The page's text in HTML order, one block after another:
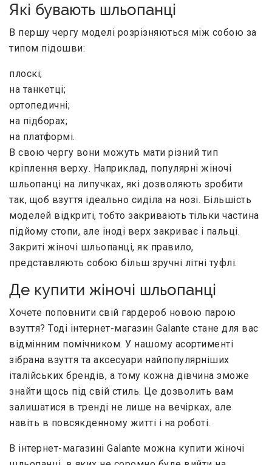
Які бувають шльопанці
В першу чергу моделі розрізняються між собою за
типом підошви:
плоскі;
на танкетці;
ортопедичні;
на підборах;
на платформі.
В свою чергу вони можуть мати різний тип
кріплення верху. Наприклад, популярні жіночі
шльопанці на липучках, які дозволяють зробити
так, щоб взуття ідеально сиділа на нозі. Більшість
моделей відкриті, тобто закривають тільки частина
підйому стопи, але іноді верх закриває і пальці.
Закриті жіночі шльопанці, як правило,
представляють собою більш зручні літні туфлі.
Де купити жіночі шльопанці
Хочете поповнити свій гардероб новою парою
взуття? Тоді інтернет-магазин Galante стане для вас
відмінним помічником. У нашому асортименті
зібрана взуття та аксесуари найпопулярніших
італійських брендів, а тому кожна дівчина зможе
знайти щось під свій стиль. Це дозволить вам
залишатися в тренді не лише на вечірках, але
навіть в повсякденному житті і на роботі.
В інтернет-магазині Galante можна купити жіночі